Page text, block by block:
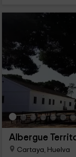
Albergue
Cartaya, Huelva